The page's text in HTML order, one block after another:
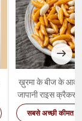
ख़ुरमा के बीज के
जापानी राइस क्रैकर्स
हेल्दी नट स्नैक
सबसे अच्छी कीमत